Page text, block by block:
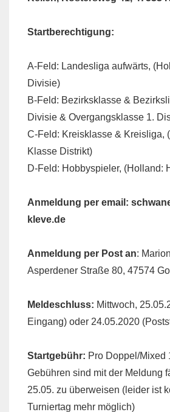
Startberechtigung:
A-Feld: Landesliga aufwärts,
Divisie)
B-Feld: Bezirksklasse &
Divisie & Overgangsklasse 1.
C-Feld: Kreisklasse & Kreisliga,
Klasse Distrikt)
D-Feld: Hobbyspieler, (Holland:
Anmeldung per email:
kleve.de
Anmeldung per Post an:
Asperdener Straße 80, 47574
Meldeschluss: Mittwoch,
Eingang) oder 24.05.2020
Startgebühr: Pro Doppel/Mixed
Gebühren sind mit der Meldung
25.05. zu überweisen (leider ist
Turniertag mehr möglich)